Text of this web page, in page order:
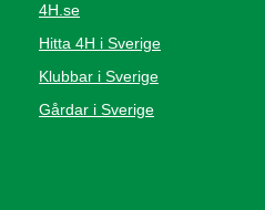
4H.se
Hitta 4H i Sverige
Klubbar i Sverige
Gårdar i Sverige